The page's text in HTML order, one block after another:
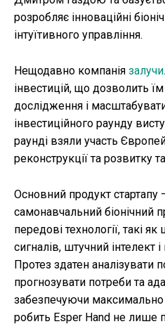
розробляє інноваційні
інтуїтивного управління.
Нещодавно компанія
інвестицій, що дозволить
дослідження і
інвестиційного раунду
раунді взяли участь
реконструкції та розвитку
Основний продукт стартапу
самонавчальний біонічний
передові технології, такі
сигналів, штучний інтелект
Протез здатен аналізувати
прогнозувати потреби та
забезпечуючи
робить Esper Hand не лише